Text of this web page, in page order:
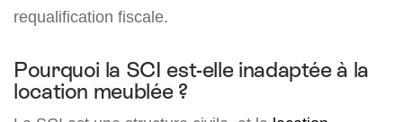
requalification fiscale.
Pourquoi la SCI est-elle inadaptée à la
location meublée ?